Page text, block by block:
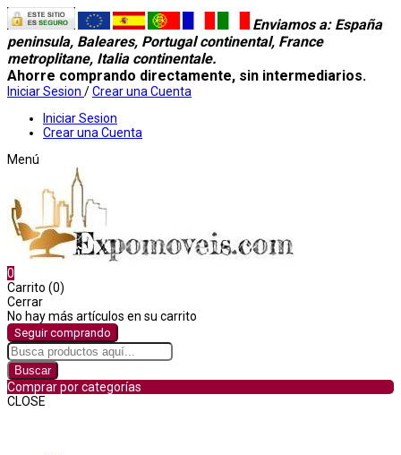
Enviamos a: España
peninsula, Baleares, Portugal continental, France
metroplitane, Italia continentale.
Ahorre comprando directamente, sin intermediarios.
Iniciar Sesion /Crear una Cuenta
Iniciar Sesion
Crear una Cuenta
Menú
0
Carrito (0)
Cerrar
No hay más artículos en su carrito
Seguir comprando
Buscar
Comprar por categorías
CLOSE